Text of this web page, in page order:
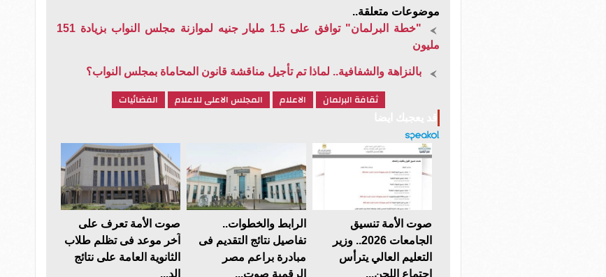
موضوعات متعلقة..
"خطة البرلمان" توافق على 1.5 مليار جنيه لموازنة مجلس النواب بزيادة 151
مليون
بالنزاهة والشفافية.. لماذا تم تأجيل مناقشة قانون المحاماة بمجلس النواب؟
ثقافة البرلمان الاعلام المجلس الاعلى للاعلام الفضائيات
صوت الأمة تنسيق
الجامعات 2026.. وزير
التعليم العالي يترأس
اجتماع اللجن...
الرابط والخطوات..
تفاصيل نتائج التقديم فى
مبادرة براعم مصر
الرقمية صوت...
صوت الأمة تعرف على
آخر موعد فى تظلم طلاب
الثانوية العامة على نتائج
الد...